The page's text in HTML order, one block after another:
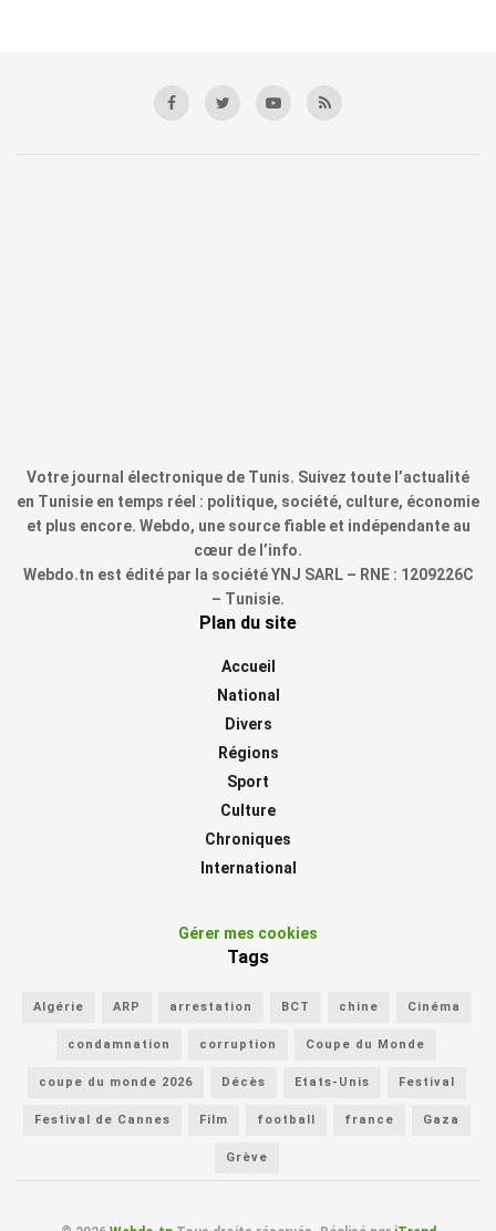
Votre journal électronique de Tunis. Suivez toute l’actualité
en Tunisie en temps réel : politique, société, culture, économie
et plus encore. Webdo, une source fiable et indépendante au
cœur de l’info.
Webdo.tn est édité par la société YNJ SARL – RNE : 1209226C
– Tunisie.
Plan du site
Accueil
National
Divers
Régions
Sport
Culture
Chroniques
International
Gérer mes cookies
Tags
Algérie ARP arrestation BCT chine Cinéma
condamnation corruption Coupe du Monde
coupe du monde 2026 Décès Etats-Unis Festival
Festival de Cannes Film football france Gaza
Grève